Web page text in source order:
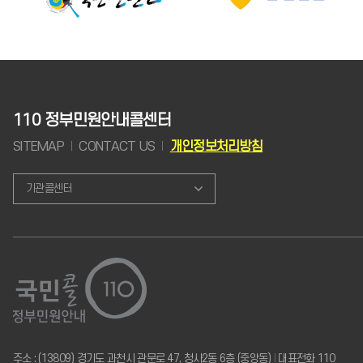
110 정부민원안내콜센터
SITEMAP CONTACT US 개인정보처리방침
기관콜센터
주소 : (13809) 경기도 과천시 관문로 47, 청사2동 6층 (중앙동) 대표전화 110